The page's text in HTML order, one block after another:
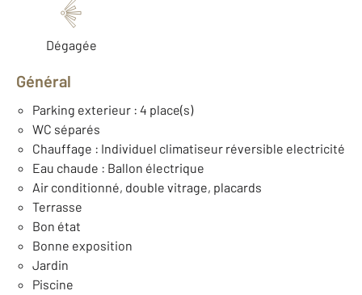
Dégagée
Général
Parking exterieur : 4 place(s)
WC séparés
Chauffage : Individuel climatiseur réversible electricité
Eau chaude : Ballon électrique
Air conditionné, double vitrage, placards
Terrasse
Bon état
Bonne exposition
Jardin
Piscine